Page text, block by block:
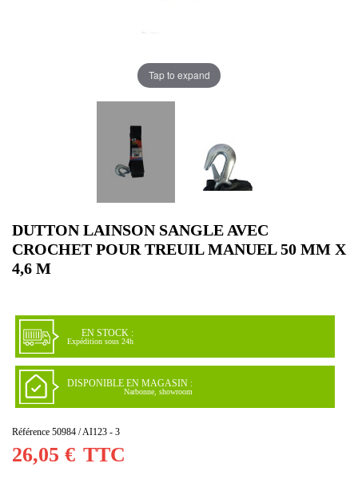
Tap to expand
DUTTON LAINSON SANGLE AVEC
CROCHET POUR TREUIL MANUEL 50 MM X
4,6 M
EN STOCK :
Expédition sous 24h
DISPONIBLE EN MAGASIN :
Narbonne, showroom
Référence 50984 / AI123 - 3
26,05 € TTC